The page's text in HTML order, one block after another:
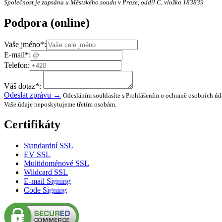
Společnost je zapsána u Městského soudu v Praze, oddíl C, vložka 183839
Podpora (online)
Vaše jméno*:
E-mail*:
Telefon:
Váš dotaz*:
Odeslat zprávu → Odesláním souhlasíte s Prohlášením o ochraně osobních
Vaše údaje neposkytujeme třetím osobám.
Certifikáty
Standardní SSL
EV SSL
Multidoménové SSL
Wildcard SSL
E-mail Signing
Code Signing